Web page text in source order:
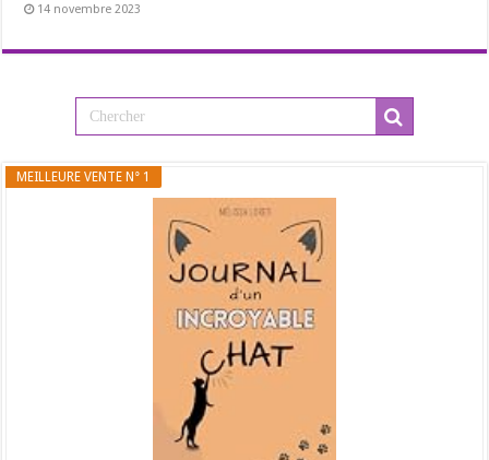
14 novembre 2023
MEILLEURE VENTE N° 1